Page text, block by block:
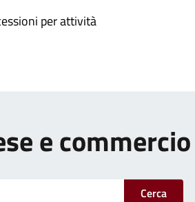
per attività
e commercio
Cerca